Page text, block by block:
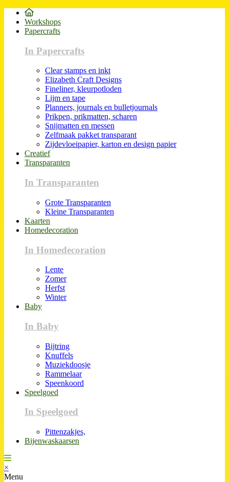
Workshops
Papercrafts
In Papercrafts
Clear stamps en inkt
Elizabeth Craft Designs
Fineliner, kleurpotloden
Lijm en tape
Planners, journals en bulletjournals
Prikpen, prikmatten, scharen
Snijmatten en messen
Zelfmaak pakket transparant
Zijdevloeipapier, karton en design papier
Creatief
Transparanten
In Transparanten
Grote Transparanten
Kleine Transparanten
Kaarten
Homedecoration
In Homedecoration
Lente
Zomer
Herfst
Winter
Baby
In Baby
Bijtring
Knuffels
Muziekdoosje
Rammelaar
Speenkoord
Speelgoed
In Speelgoed
Pittenzakjes,
Bijenwaskaarsen
×
Menu